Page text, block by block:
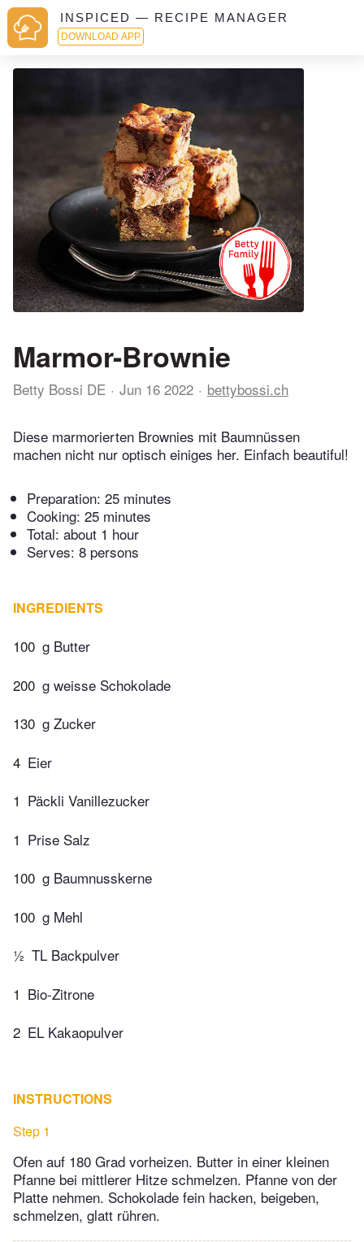
INSPICED — RECIPE MANAGER
DOWNLOAD APP
Marmor-Brownie
Betty Bossi DE Jun 16 2022 bettybossi.ch
Diese marmorierten Brownies mit Baumnüssen
machen nicht nur optisch einiges her. Einfach beautiful!
Preparation: 25 minutes
Cooking: 25 minutes
Total: about 1 hour
Serves: 8 persons
INGREDIENTS
100 g Butter
200 g weisse Schokolade
130 g Zucker
4 Eier
1 Päckli Vanillezucker
1 Prise Salz
100 g Baumnusskerne
100 g Mehl
½ TL Backpulver
1 Bio-Zitrone
2 EL Kakaopulver
INSTRUCTIONS
Step 1
Ofen auf 180 Grad vorheizen. Butter in einer kleinen
Pfanne bei mittlerer Hitze schmelzen. Pfanne von der
Platte nehmen. Schokolade fein hacken, beigeben,
schmelzen, glatt rühren.